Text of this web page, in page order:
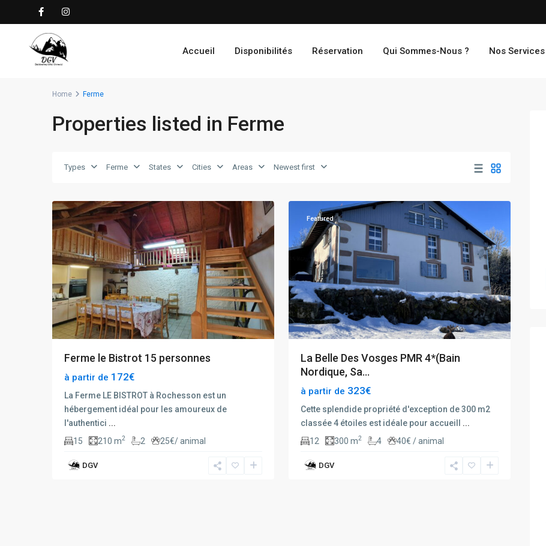
Accueil Disponibilités Réservation Qui Sommes-Nous ? Nos Services
Home Ferme
Properties listed in Ferme
Types Ferme States Cities Areas Newest first
Ferme le Bistrot 15 personnes
à partir de 172€
La Ferme LE BISTROT à Rochesson est un
hébergement idéal pour les amoureux de
l'authentici ...
15
210 m2 2 25€/ animal
DGV
Featured
La Belle Des Vosges PMR 4*(Bain
Nordique, Sa...
à partir de 323€
Cette splendide propriété d'exception de 300 m2
classée 4 étoiles est idéale pour accueill ...
12
300 m2 4 40€ / animal
DGV